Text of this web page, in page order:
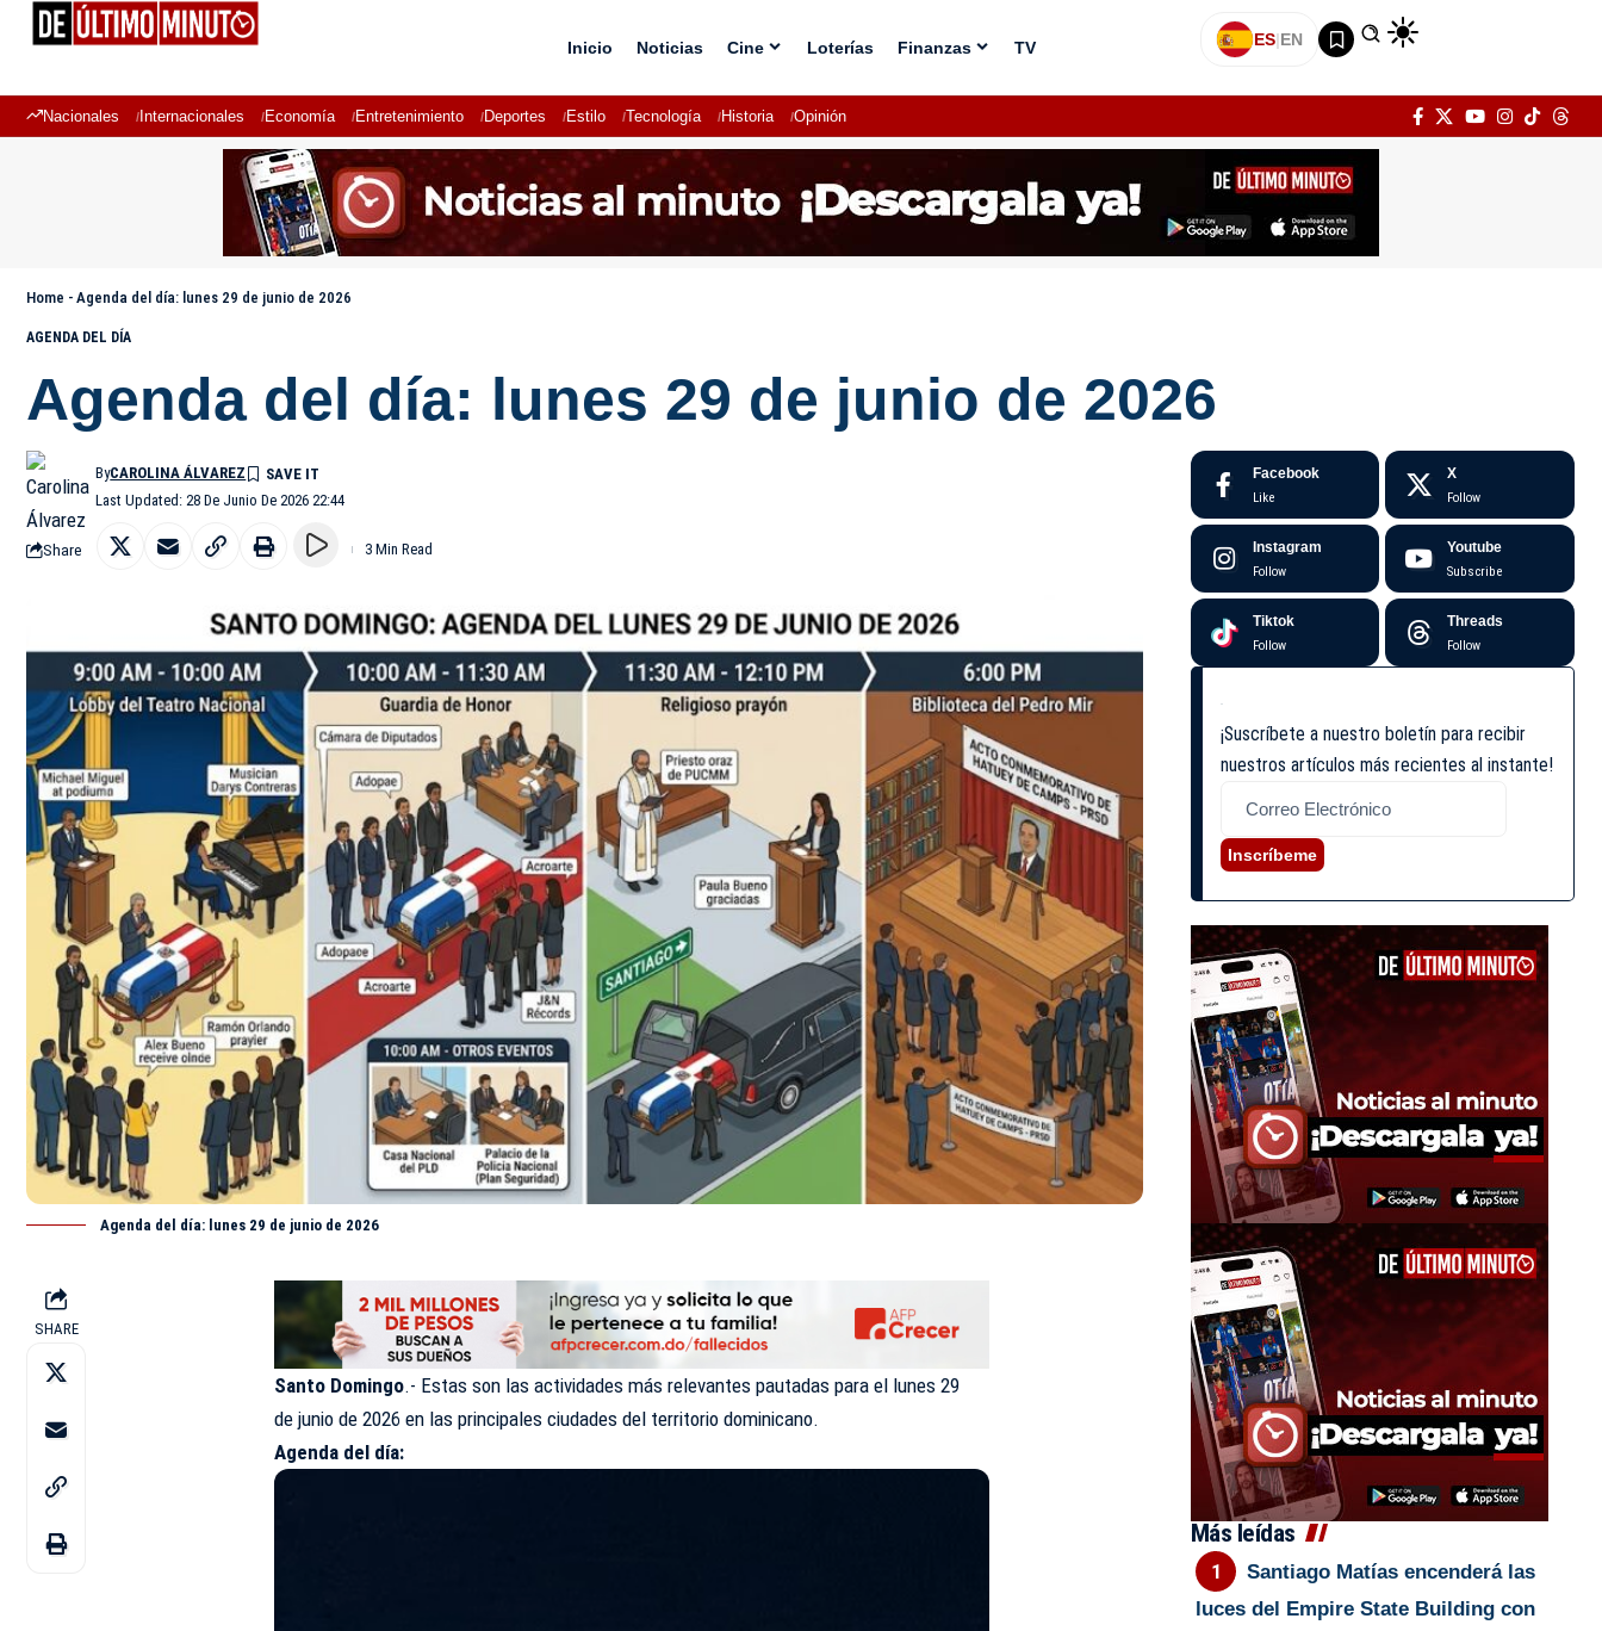
Inicio Noticias Cine Loterías Finanzas TV ES|EN
Nacionales Internacionales Economía Entretenimiento Deportes Estilo Tecnología Historia Opinión
Home - Agenda del día: lunes 29 de junio de 2026
AGENDA DEL DÍA
Agenda del día: lunes 29 de junio de 2026
Last Updated: 28 De Junio De 2026 22:44
ByCAROLINA ÁLVAREZ
Share 3 Min Read
Agenda del día: lunes 29 de junio de 2026
SHARE
Santo Domingo.- Estas son las actividades más relevantes pautadas para el lunes 29
dejuniode 2026 en las principales ciudades del territorio dominicano.
Agenda del día:
Facebook
Like
X
Follow
Instagram
Follow
Youtube
Subscribe
Tiktok
Follow
Threads
Follow
¡Suscríbete a nuestro boletín para recibir
nuestros artículos más recientes al instante!
Inscríbeme
Más leídas
Santiago Matías encenderá las
luces del Empire State Building con